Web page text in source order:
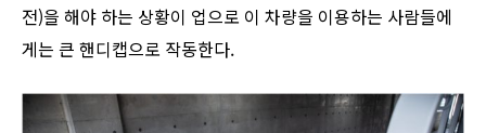
전)을 해야 하는 상황이 업으로 이 차량을 이용하는 사람들에
게는 큰 핸디캡으로 작동한다.